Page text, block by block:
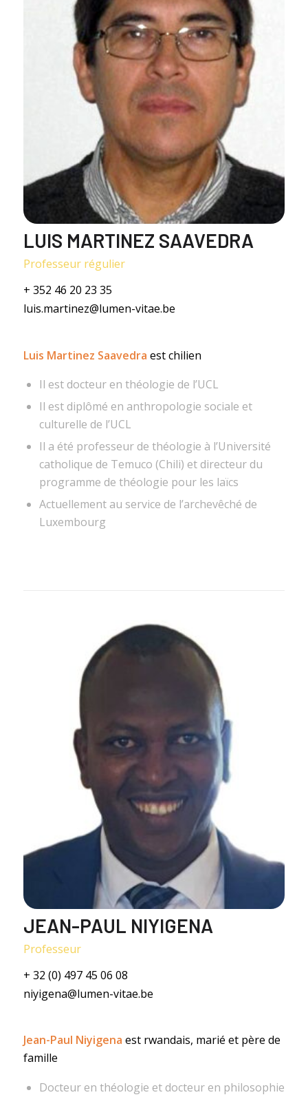
LUIS MARTINEZ SAAVEDRA
Professeur régulier
+ 352 46 20 23 35
luis.martinez@lumen-vitae.be
Luis Martinez Saavedra est chilien
Il est docteur en théologie de l’UCL
Il est diplômé en anthropologie sociale et
culturelle de l’UCL
Il a été professeur de théologie à l’Université
catholique de Temuco (Chili) et directeur du
programme de théologie pour les laïcs
Actuellement au service de l’archevêché de
Luxembourg
JEAN-PAUL NIYIGENA
Professeur
+ 32 (0) 497 45 06 08
niyigena@lumen-vitae.be
Jean-Paul Niyigena est rwandais, marié et père de
famille
Docteur en théologie et docteur en philosophie